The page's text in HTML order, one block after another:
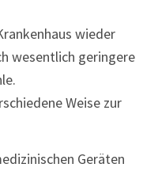
wieder
wesentlich geringere
Weise zur
Geräten